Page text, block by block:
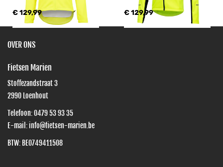
€ 129,99 € 129,99
OVER ONS
Fietsen Marien
Stoffezandstraat 3
2990 Loenhout
Telefoon:0479 53 93 35
E-mail: info@fietsen-marien.be
BTW: BE0749411508